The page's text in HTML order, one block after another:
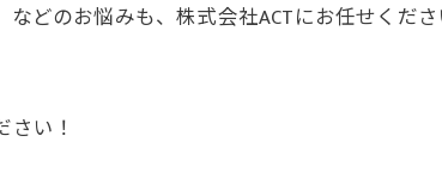
どのお悩みも、株式会社ACTにお任せくだ
い！